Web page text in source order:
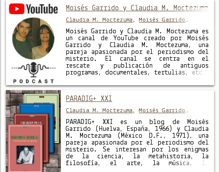
Moisés Garrido y Claudia M. Moctezuma
Claudia M. Moctezuma , Moisés Garrido
Moisés Garrido y Claudia M. Moctezuma es
un canal de YouTube creado por Moisés
Garrido y Claudia M. Moctezuma, una
pareja apasionada por el periodismo del
misterio. El canal se centra en el
rescate y publicación de antiguos
programas, documentales, tertulias, etc.,
televisión española (TVE), como: Más
PARADIG+ XXI
Claudia M. Moctezuma , Moisés Garrido
PARADIG+ XXI es un blog de Moisés
Garrido (Huelva, España, 1966) y Claudia
M. Moctezuma (México D.F., 1971), una
pareja apasionada por el periodismo del
misterio. Se interesan por los enigmas
de la ciencia, la metahistoria, la
filosofía, el arte, la música, la